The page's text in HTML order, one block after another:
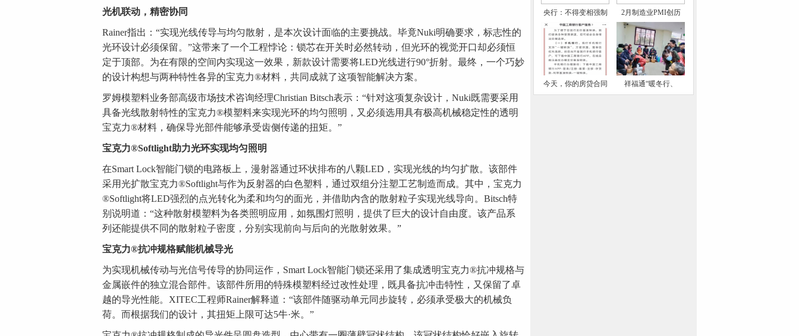
光机联动 ， 精密协同
Rainer指出：“实现光线传导与均匀散射，是本次设计面临的主要挑战。毕竟Nuki明确要求，标志性的
光环设计必须保留。”这带来了一个工程悖论：锁芯在开关时必然转动，但光环的视觉开口却必须恒
定于顶部。为在有限的空间内实现这一效果，新款设计需要将LED光线进行90°折射。最终，一个巧妙
的设计构想与两种特性各异的宝克力®材料，共同成就了这项智能解决方案。
罗姆模塑料业务部高级市场技术咨询经理Christian Bitsch表示：“针对这项复杂设计，Nuki既需要采用
具备光线散射特性的宝克力®模塑料来实现光环的均匀照明，又必须选用具有极高机械稳定性的透明
宝克力®材料，确保导光部件能够承受齿侧传递的扭矩。”
宝克力®Softlight助力光环实现均匀照明
在Smart Lock智能门锁的电路板上，漫射器通过环状排布的八颗LED，实现光线的均匀扩散。该部件
采用光扩散宝克力®Softlight与作为反射器的白色塑料，通过双组分注塑工艺制造而成。其中，宝克力
®Softlight将LED强烈的点光转化为柔和均匀的面光，并借助内含的散射粒子实现光线导向。Bitsch特
别说明道：“这种散射模塑料为各类照明应用，如氛围灯照明，提供了巨大的设计自由度。该产品系
列还能提供不同的散射粒子密度，分别实现前向与后向的光散射效果。”
宝克力®抗冲规格赋能机械导光
为实现机械传动与光信号传导的协同运作，Smart Lock智能门锁还采用了集成透明宝克力®抗冲规格与
金属嵌件的独立混合部件。该部件所用的特殊模塑料经过改性处理，既具备抗冲击特性，又保留了卓
越的导光性能。XITEC工程师Rainer解释道：“该部件随驱动单元同步旋转，必须承受极大的机械负
荷。而根据我们的设计，其扭矩上限可达5牛·米。”
央行：不得变相强制 2月制造业PMI创历
今天，你的房贷合同 祥福通“暖冬行、